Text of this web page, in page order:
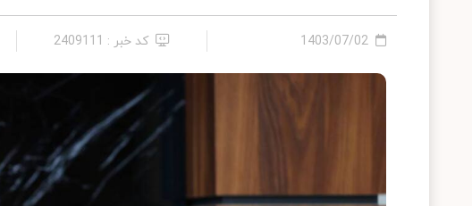
1403/07/02 کد خبر : 2409111